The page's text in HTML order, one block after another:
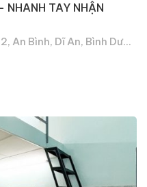
NHANH TAY NHẬN
17 đường số 9, KP Bình Đường 2, An Bình, Dĩ An, Bình Dương